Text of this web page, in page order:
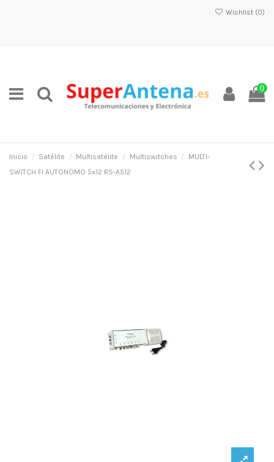
Wishlist (0)
0
Inicio Satélite Multisatélite Multiswitches
MULTI-
SWITCH FI AUTONOMO 5x12 RS-A512